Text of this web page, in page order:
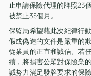
止申請保險代理的牌照23
被禁止35個月。
保監局希望藉此次紀律行
假或偽造的文件是嚴重的
從業員的正直和誠信。若
續，將損害公眾對保險業
誠努力滿足發牌要求的保